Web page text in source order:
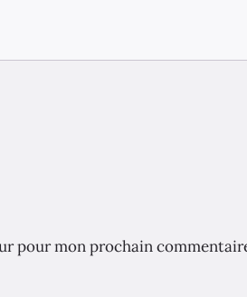
pour mon prochain